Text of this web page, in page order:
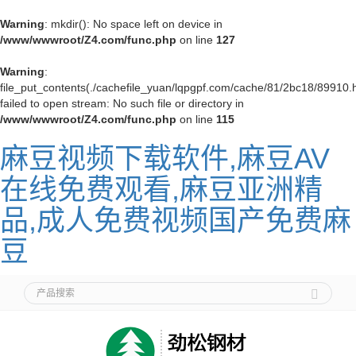
Warning: mkdir(): No space left on device in
/www/wwwroot/Z4.com/func.php on line 127
Warning:
file_put_contents(./cachefile_yuan/lqpgpf.com/cache/81/2bc18/
failed to open stream: No such file or directory in
/www/wwwroot/Z4.com/func.php on line 115
麻豆视频下载软件,麻豆AV
在线免费观看,麻豆亚洲精
品,成人免费视频国产免费麻
豆